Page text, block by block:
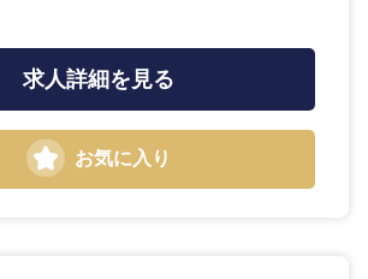
求人詳細を見る
お気に入り